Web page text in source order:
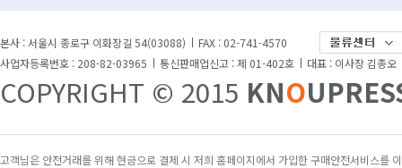
[방송대교재]
조리원리
22,900원
[방송대교재]
고급영양학
36,800원
본사 : 서울시 종로구 이화장길 54(03088)
FAX : 02-741-4570
사업자등록번호 : 208-82-03965
통신판매업신고 : 제 01-402호 대표 : 이사장 김종오
COPYRIGHT © 2015 KNO
고객님은 안전거래를 위해 현금으로 결제 시 저희 홈페이지에서 가입한 구매안전서비스를